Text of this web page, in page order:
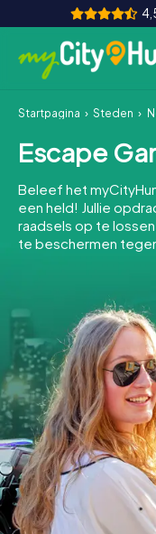
Hoe het werkt
Steden
Tours
Teamevenement
INT
ES
IT
Startpagina Steden
Escape
Beleef het
een held! Jullie
raadsels op te
te beschermen